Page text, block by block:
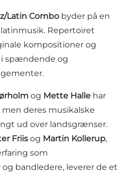
Latin Combo byder på en
Repertoiret
kompositioner og
spændende og
og Mette Halle har
men deres musikalske
ud over landsgrænser.
Friis og Martin Kollerup,
som
bandledere, leverer de et